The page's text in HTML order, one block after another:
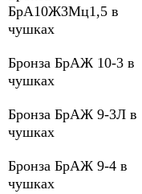
БрА10Ж3Мц1,5 в
чушках
Бронза БрАЖ 10-3 в
чушках
Бронза БрАЖ 9-3Л в
чушках
Бронза БрАЖ 9-4 в
чушках